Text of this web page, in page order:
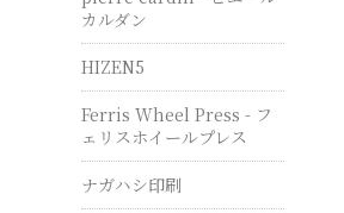
カルダン
HIZEN5
Ferris Wheel Press - フ
ェリスホイールプレス
ナガハシ印刷